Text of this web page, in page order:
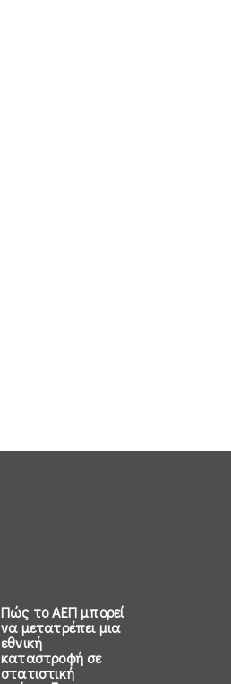
Πώς το ΑΕΠ μπορεί
να μετατρέπει μια
εθνική
καταστροφή σε
στατιστική